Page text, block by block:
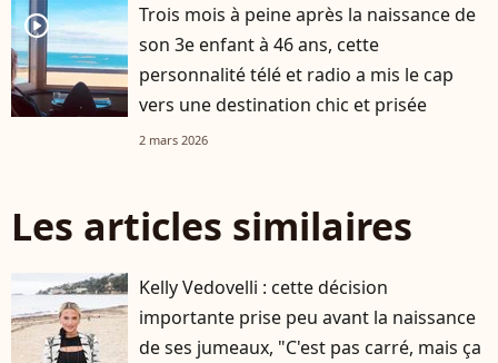
player2
Trois mois à peine après la naissance de
son 3e enfant à 46 ans, cette
personnalité télé et radio a mis le cap
vers une destination chic et prisée
2 mars 2026
Les articles similaires
Kelly Vedovelli : cette décision
importante prise peu avant la naissance
de ses jumeaux, "C'est pas carré, mais ça